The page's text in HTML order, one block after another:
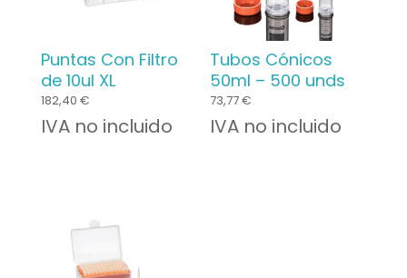
Puntas Con Filtro
de 10ul XL
182,40 €
IVA no incluido
Tubos Cónicos
50ml – 500 unds
73,77€
IVA no incluido